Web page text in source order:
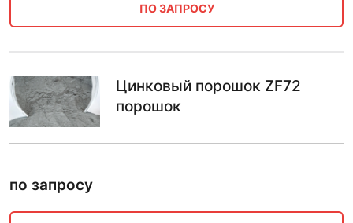
ПО ЗАПРОСУ
Цинковый порошок ZF72
порошок
по запросу